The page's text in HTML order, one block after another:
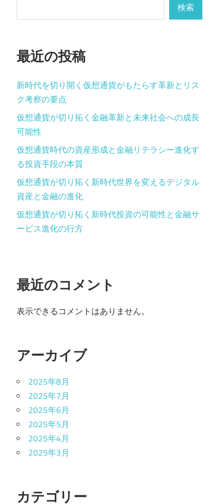
ョ
検索
最近の投稿
新時代を切り開く仮想通貨がもたらす革新とリス
ク考察の要点
仮想通貨が切り拓く金融革新と未来社会への成長
可能性
仮想通貨時代の資産形成と金融リテラシー進化す
る投資手段の本質
仮想通貨が切り拓く新時代世界を変えるデジタル
資産と金融の進化
仮想通貨が切り拓く新時代投資の可能性と金融サ
ービス進化の行方
最近のコメント
表示できるコメントはありません。
アーカイブ
2025年8月
2025年7月
2025年6月
2025年5月
2025年4月
2025年3月
カテゴリー